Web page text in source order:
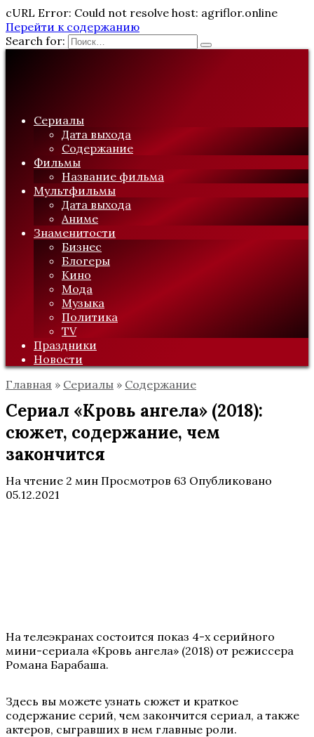
cURL Error: Could not resolve host: agriflor.online
Перейти к содержанию
Search for:
Сериалы
Дата выхода
Содержание
Фильмы
Название фильма
Мультфильмы
Дата выхода
Аниме
Знаменитости
Бизнес
Блогеры
Кино
Мода
Музыка
Политика
TV
Праздники
Новости
Главная » Сериалы » Содержание
Сериал «Кровь ангела» (2018):
сюжет, содержание, чем
закончится
На чтение 2 мин Просмотров 63 Опубликовано
05.12.2021
На телеэкранах состоится показ 4-х серийного
мини-сериала «Кровь ангела» (2018) от режиссера
Романа Барабаша.
Здесь вы можете узнать сюжет и краткое
содержание серий, чем закончится сериал, а также
актеров, сыгравших в нем главные роли.